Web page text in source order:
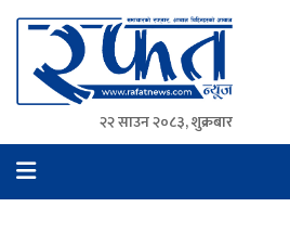
Rafat News
समाचारको रफ्तार, आवाज बिहिनहरुको आवाज
२२ साउन २०८३, शुक्रबार